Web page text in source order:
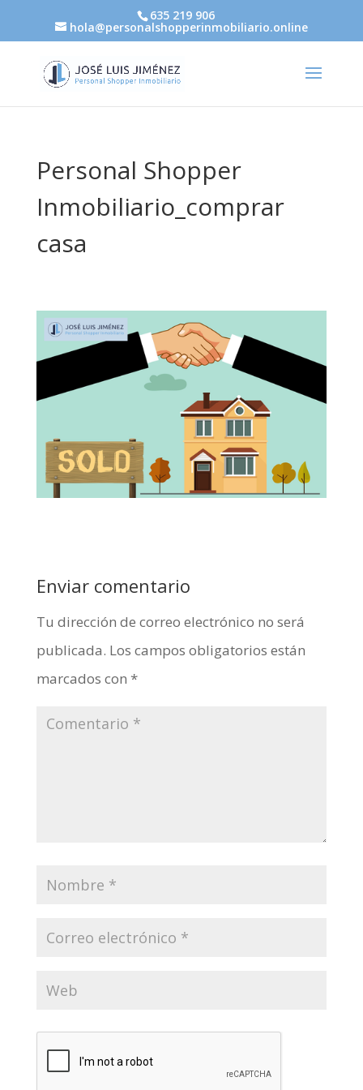
635 219 906
hola@personalshopperinmobiliario.online
Personal Shopper
Inmobiliario_comprar
casa
Enviar comentario
Tu dirección de correo electrónico no será
publicada. Los campos obligatorios están
marcados con *